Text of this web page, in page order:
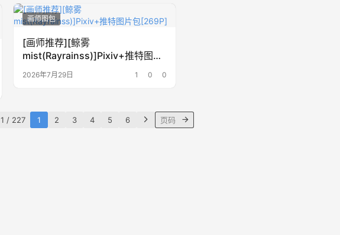
画师图包
[画师推荐][鲸雾
mist(Rayrainss)]Pixiv+推特图片
包[269P]
2026年7月29日 1 0 0
1 / 227 1 2 3 4 5 6